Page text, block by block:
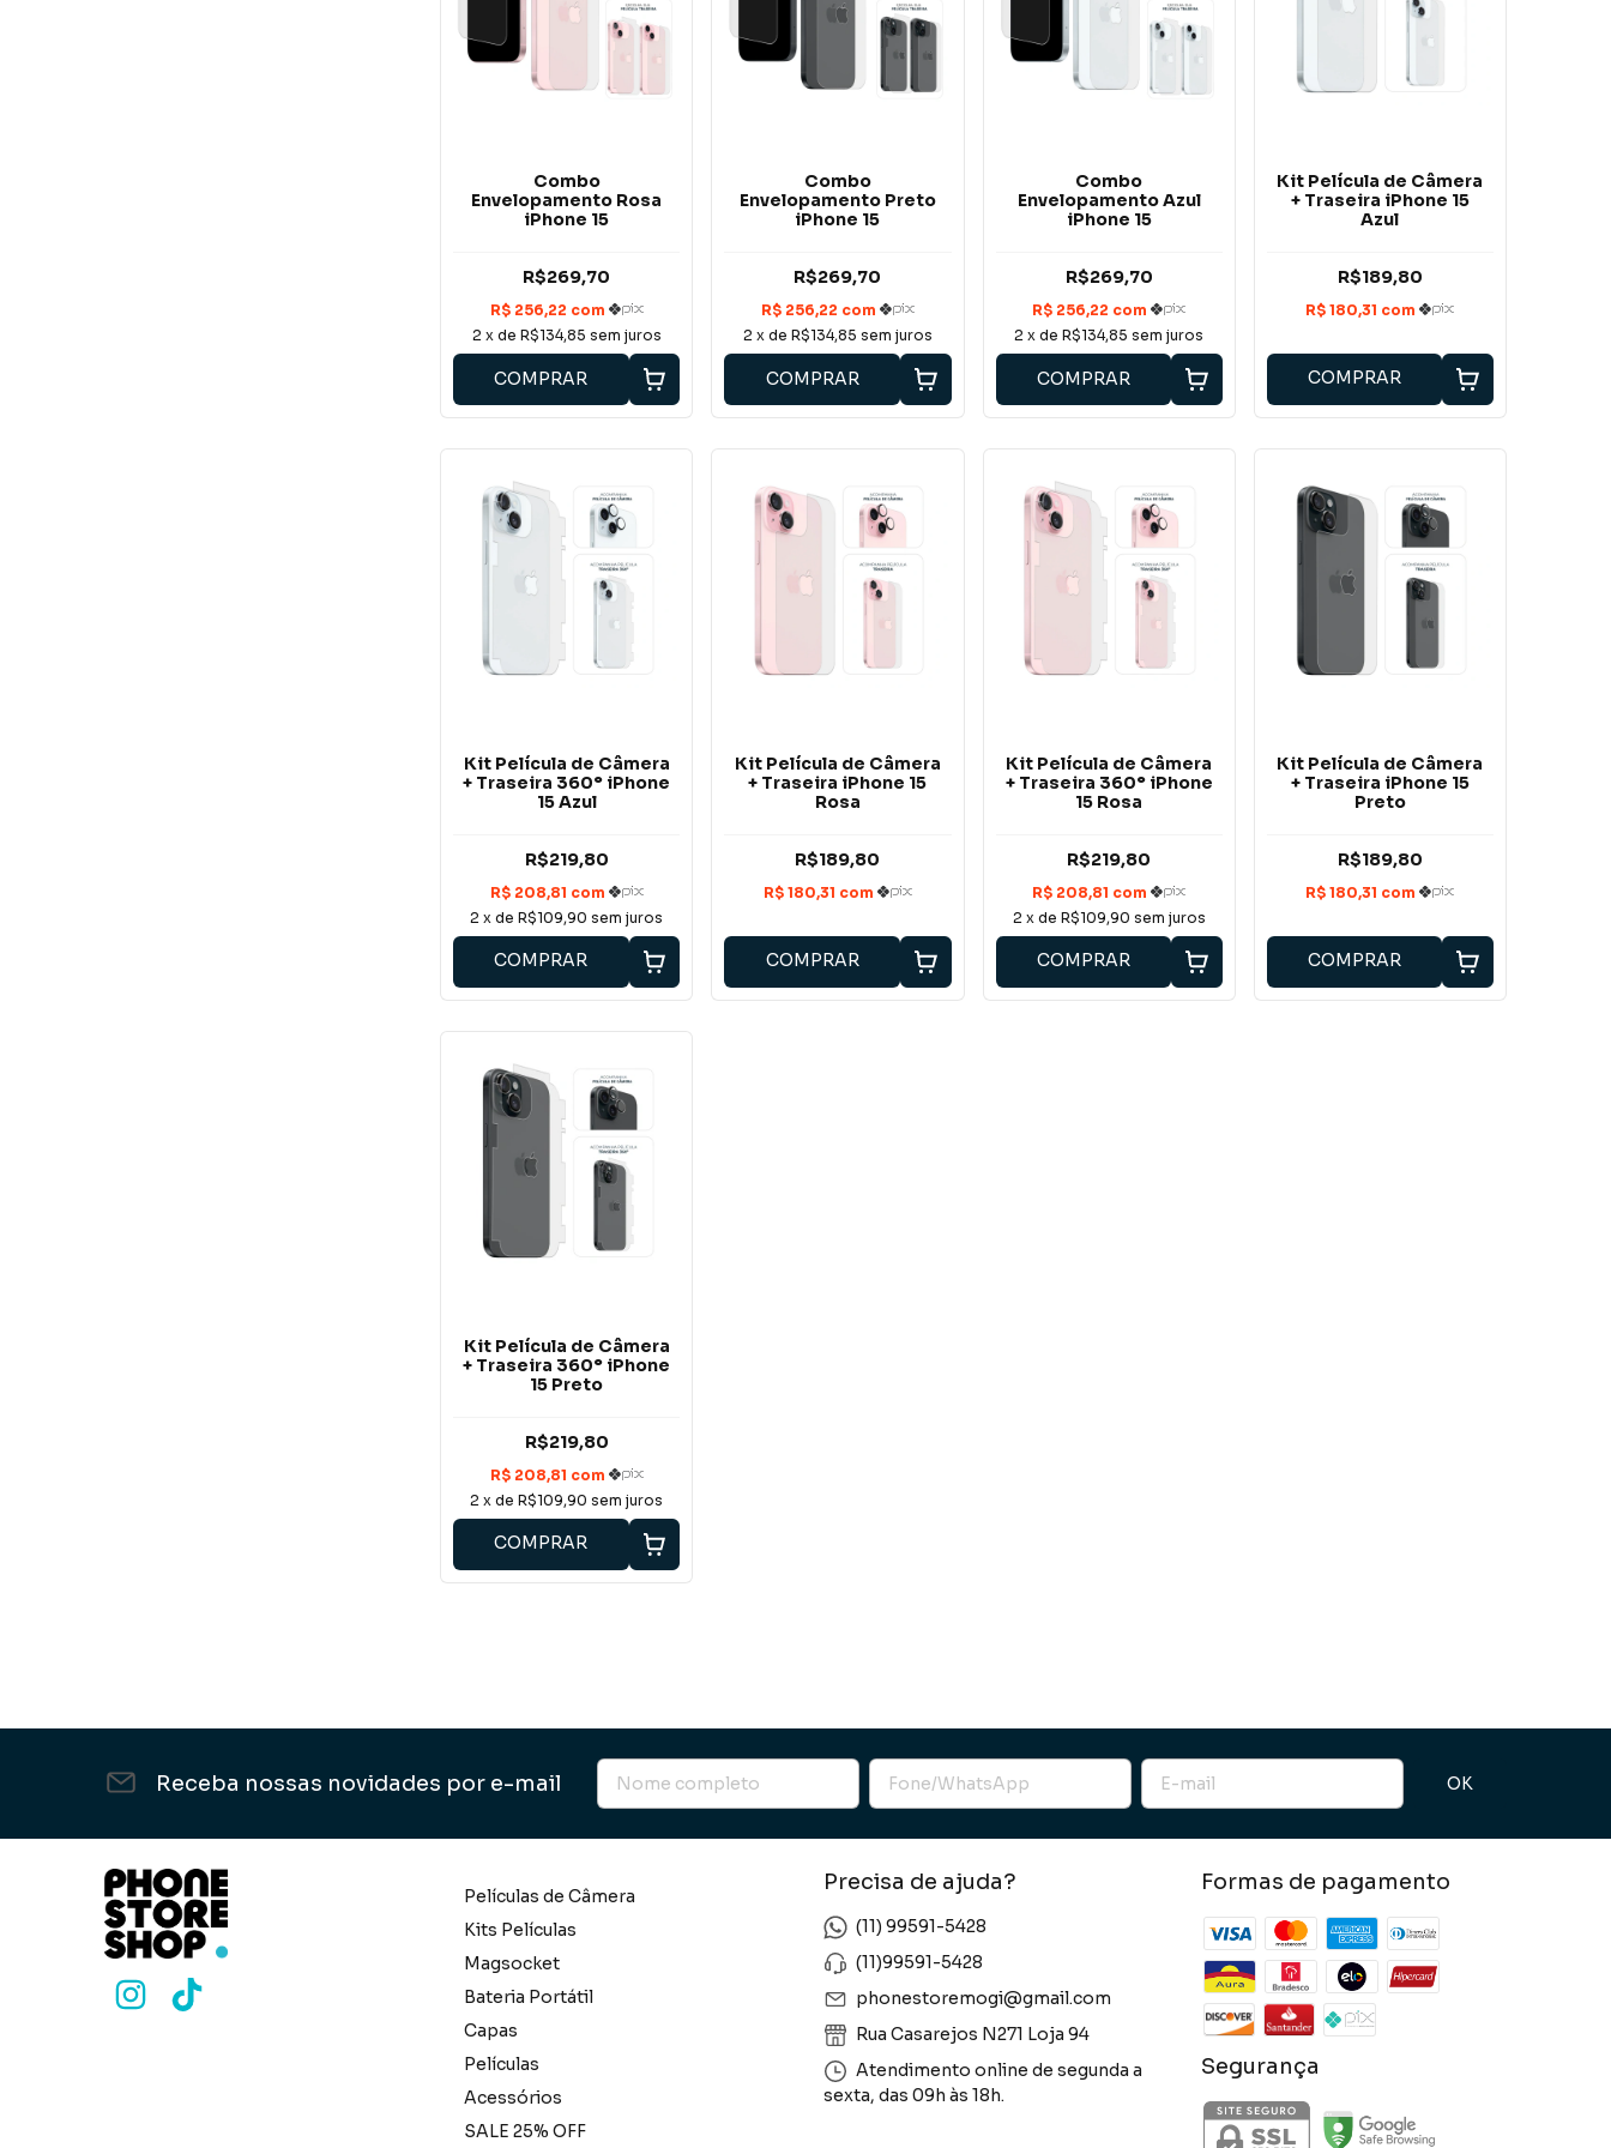
Combo
Envelopamento Rosa
iPhone 15
R$269,70
2 x de R$134,85 sem juros
COMPRAR
Combo
Envelopamento Preto
iPhone 15
R$269,70
2 x de R$134,85 sem juros
COMPRAR
Combo
Envelopamento Azul
iPhone 15
R$269,70
2 x deR$134,85 sem juros
COMPRAR
Kit Película de Câmera
+ Traseira iPhone 15
Azul
R$189,80
COMPRAR
Kit Película de Câmera
+ Traseira 360° iPhone
15 Azul
R$219,80
2 x deR$109,90 sem juros
COMPRAR
Kit Película de Câmera
+ Traseira iPhone 15
Rosa
R$189,80
COMPRAR
Kit Película de Câmera
+ Traseira 360° iPhone
15 Rosa
R$219,80
2 x de R$109,90 sem juros
COMPRAR
Kit Película de Câmera
+ Traseira iPhone 15
Preto
R$189,80
COMPRAR
Kit Película de Câmera
+ Traseira 360° iPhone
15 Preto
R$219,80
2 x deR$109,90 sem juros
COMPRAR
Receba nossas novidades por e-mail
Películas de Câmera
Kits Películas
Magsocket
Bateria Portátil
Capas
Películas
Acessórios
SALE 25% OFF
Precisa de ajuda?
(11) 99591-5428
(11)99591-5428
phonestoremogi@gmail.com
Rua Casarejos N271 Loja 94
Atendimento online de segunda a
sexta, das 09h às 18h.
Formas de pagamento
Segurança